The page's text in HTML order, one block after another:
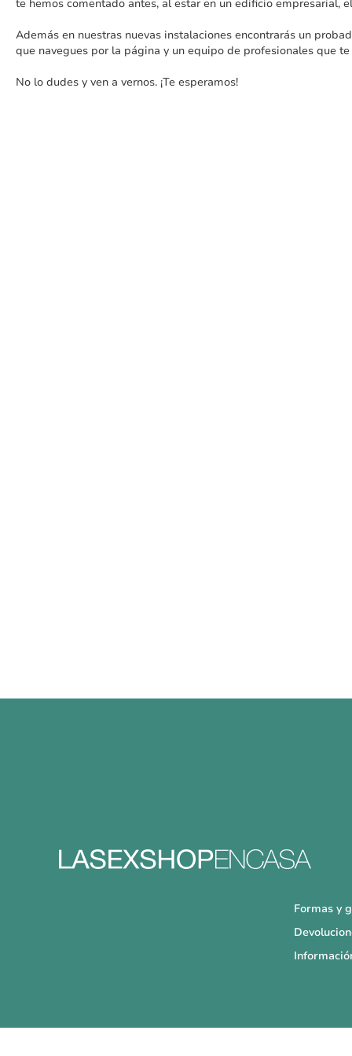
te hemos comentado antes, al estar en un edificio empresarial,
Además en nuestras nuevas instalaciones encontrarás un
que navegues por la página y un equipo de profesionales que
No lo dudes y ven a vernos. ¡Te esperamos!
Formas y